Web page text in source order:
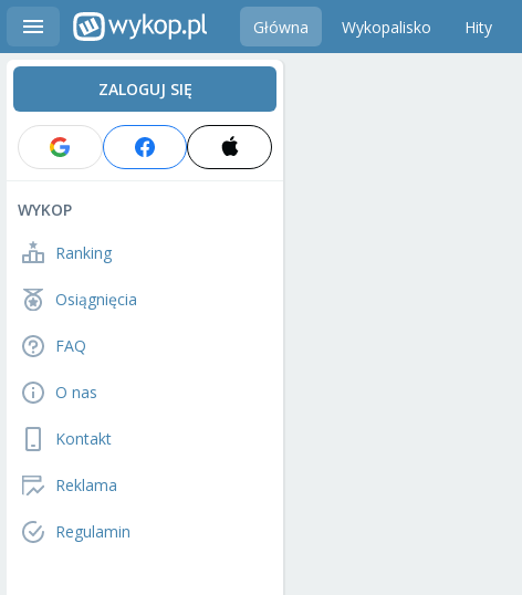
Główna Wykopalisko Hity
ZALOGUJ SIĘ
WYKOP
Ranking
Osiągnięcia
FAQ
O nas
Kontakt
Reklama
Regulamin